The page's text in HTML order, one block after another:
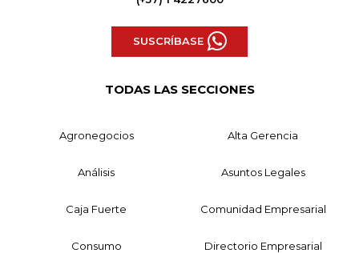
SUSCRÍBASE
TODAS LAS SECCIONES
Agronegocios Alta Gerencia
Análisis Asuntos Legales
Caja Fuerte Comunidad Empresarial
Consumo Directorio Empresarial